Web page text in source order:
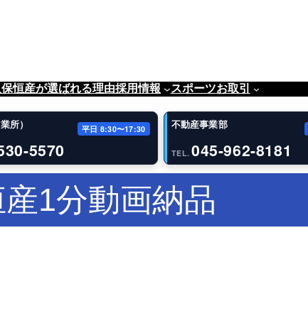
恒産が選ばれる理由採用情報 スポーツお取引
所） 平日 8:30〜17:30
5570
不動産事業部
TEL. 045-962-8181
1分動画納品